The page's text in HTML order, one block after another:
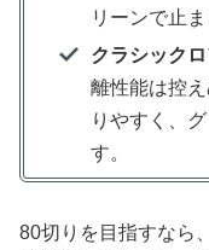
リーンで止
クラシック
離性能は控
りやすく、
す。
80切りを目指すなら